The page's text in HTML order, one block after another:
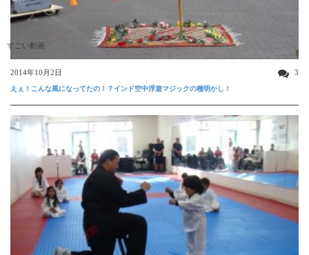
すごい動画
2014年10月2日 3
えぇ！こんな風になってたの！？インド空中浮遊マジックの種明かし！